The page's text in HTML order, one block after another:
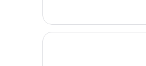
to
Ushuaia
Club
Top
Of
The